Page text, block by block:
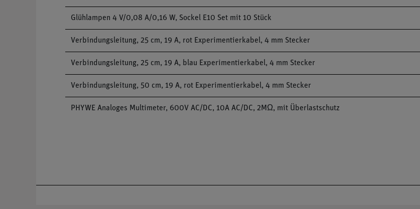
Glühlampen 4 V/0,08 A/0,16 W, Sockel E10 Set mit 10 Stück
Verbindungsleitung, 25 cm, 19 A, rot Experimentierkabel, 4 mm Stecker
Verbindungsleitung, 25 cm, 19 A, blau Experimentierkabel, 4 mm Stecker
Verbindungsleitung, 50 cm, 19 A, rot Experimentierkabel, 4 mm Stecker
PHYWE Analoges Multimeter, 600V AC/DC, 10A AC/DC, 2MΩ, mit Überlastschutz